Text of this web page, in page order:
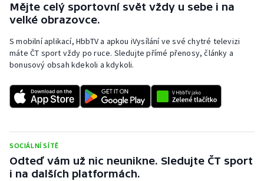
Mějte celý sportovní svět vždy u sebe i na
velké obrazovce.
S mobilní aplikací, HbbTV a apkou iVysílání ve své chytré televizi
máte ČT sport vždy po ruce. Sledujte přímé přenosy, články a
bonusový obsah kdekoli a kdykoli.
SOCIÁLNÍ SÍTĚ
Odteď vám už nic neunikne. Sledujte ČT sport
i na dalších platformách.